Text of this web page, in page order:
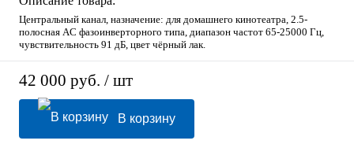
Центральный канал, назначение: для домашнего кинотеатра, 2.5-
полосная AC фазоинверторного типа, диапазон частот 65-25000 Гц,
чувствительность 91 дБ, цвет чёрный лак.
42 000 руб. / шт
В корзину